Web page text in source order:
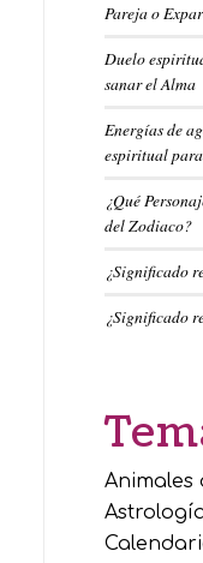
Pareja o
Duelo
sanar el Alma
Energías de
espiritual
¿Qué
del Zodiaco?
¿Significado
¿Significado
Animales